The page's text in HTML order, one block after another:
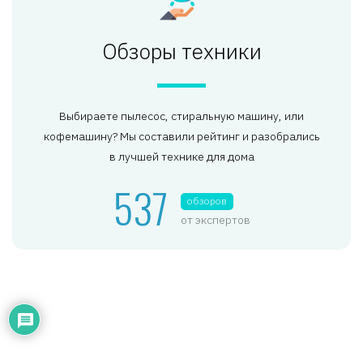
Обзоры техники
Выбираете пылесос, стиральную машину, или
кофемашину? Мы составили рейтинг и разобрались
в лучшей технике для дома
537 обзоров
от экспертов